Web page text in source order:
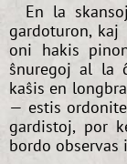
En la
gardoturon,
oni hakis
ŝnuregoj al la
kaŝis en
— estis
gardistoj, por
bordo observas